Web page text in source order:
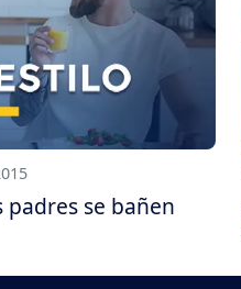
padres se bañen